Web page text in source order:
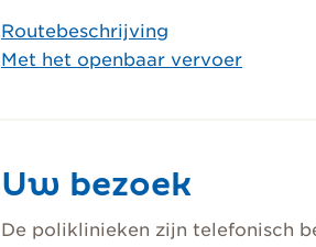
Routebeschrijving
Met het openbaar vervoer
Uw bezoek
De poliklinieken zijn telefonisch